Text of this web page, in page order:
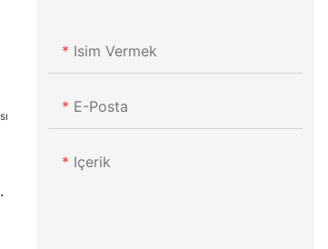
Isim Vermek
E-Posta
Içerik